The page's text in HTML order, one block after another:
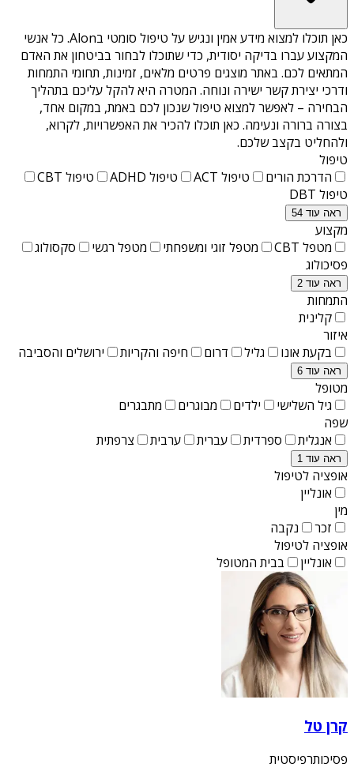
כאן תוכלו למצוא מידע אמין ונגיש על טיפול סומטי בAlon
. כל אנשי
המקצוע עברו בדיקה יסודית, כדי שתוכלו לבחור בביטחון את האדם
המתאים לכם. באתר מוצגים פרטים מלאים, זמינות, תחומי התמחות
ודרכי יצירת קשר ישירה ונוחה. המטרה היא להקל עליכם בתהליך
הבחירה – לאפשר למצוא טיפול שנכון לכם באמת, במקום אחד,
בצורה ברורה ונעימה. כאן תוכלו להכיר את האפשרויות, לקרוא,
ולהחליט בקצב שלכם.
טיפול
הדרכת הורים
טיפול ACT טיפול ADHD
טיפול CBT
טיפול DBT
ראה עוד 54
מקצוע
מטפל CBT
מטפל זוגי ומשפחתי מטפל רגשי
סקסולוג
פסיכולוג
ראה עוד 2
התמחות
קלינית
איזור
בקעת אונו
גליל דרום חיפה והקריות ירושלים והסביבה
ראה עוד 6
מטופל
גיל השלישי
ילדים מבוגרים
מתבגרים
שפה
אנגלית
ספרדית עברית ערבית צרפתית
ראה עוד 1
אופציה לטיפול
אונליין
מין
זכר
נקבה
אופציה לטיפול
אונליין
בבית המטופל
קרן טל
פסיכותרפיסטית